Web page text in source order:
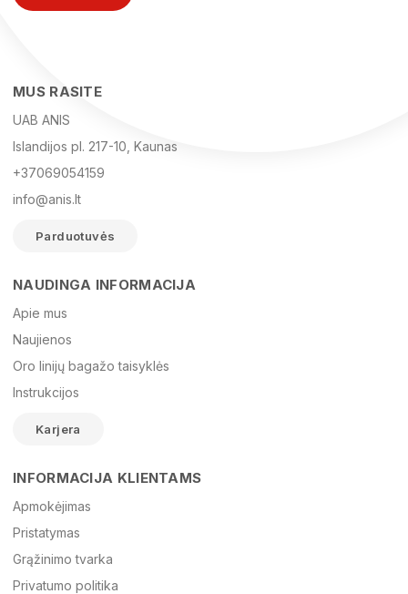
El. paštas
Žinutė
MUS RASITE
UAB ANIS
Islandijos pl. 217-10, Kaunas
+37069054159
info@anis.lt
Parduotuvės
NAUDINGA INFORMACIJA
Apie mus
Naujienos
Oro linijų bagažo taisyklės
Instrukcijos
Karjera
INFORMACIJA KLIENTAMS
Apmokėjimas
Pristatymas
Grąžinimo tvarka
Privatumo politika